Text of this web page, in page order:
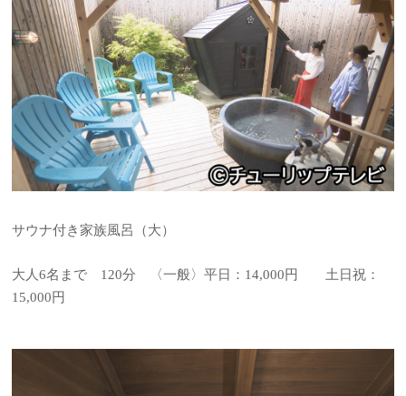
サウナ付き家族風呂（大）
大人6名まで 120分 〈一般〉平日：14,000円 土日祝：
15,000円